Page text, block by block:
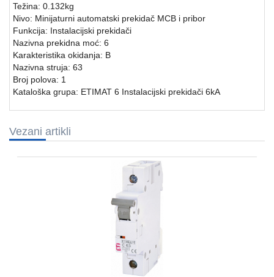
RAZNO
KLIME,
VENTILATORI,
ASPIRATORI
PROTIVPOZARNA
OPREMA
ROBA
WURTH
Težina: 0.132kg
Nivo: Minijaturni automatski prekidač MCB i pribor
Funkcija: Instalacijski prekidači
Nazivna prekidna moć: 6
Karakteristika okidanja: B
Nazivna struja: 63
Broj polova: 1
Kataloška grupa: ETIMAT 6 Instalacijski prekidači 6kA
Vezani artikli